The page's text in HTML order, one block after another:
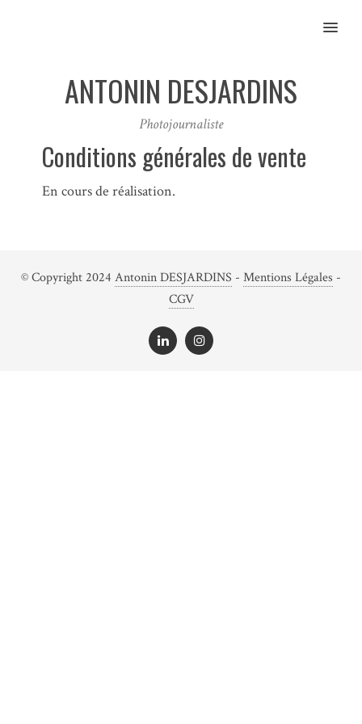
MENU
ANTONIN DESJARDINS
Photojournaliste
Conditions générales de vente
En cours de réalisation.
© Copyright 2024 Antonin DESJARDINS - Mentions Légales -
CGV